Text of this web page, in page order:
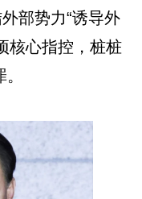
部势力“诱导外
核心指控，桩桩